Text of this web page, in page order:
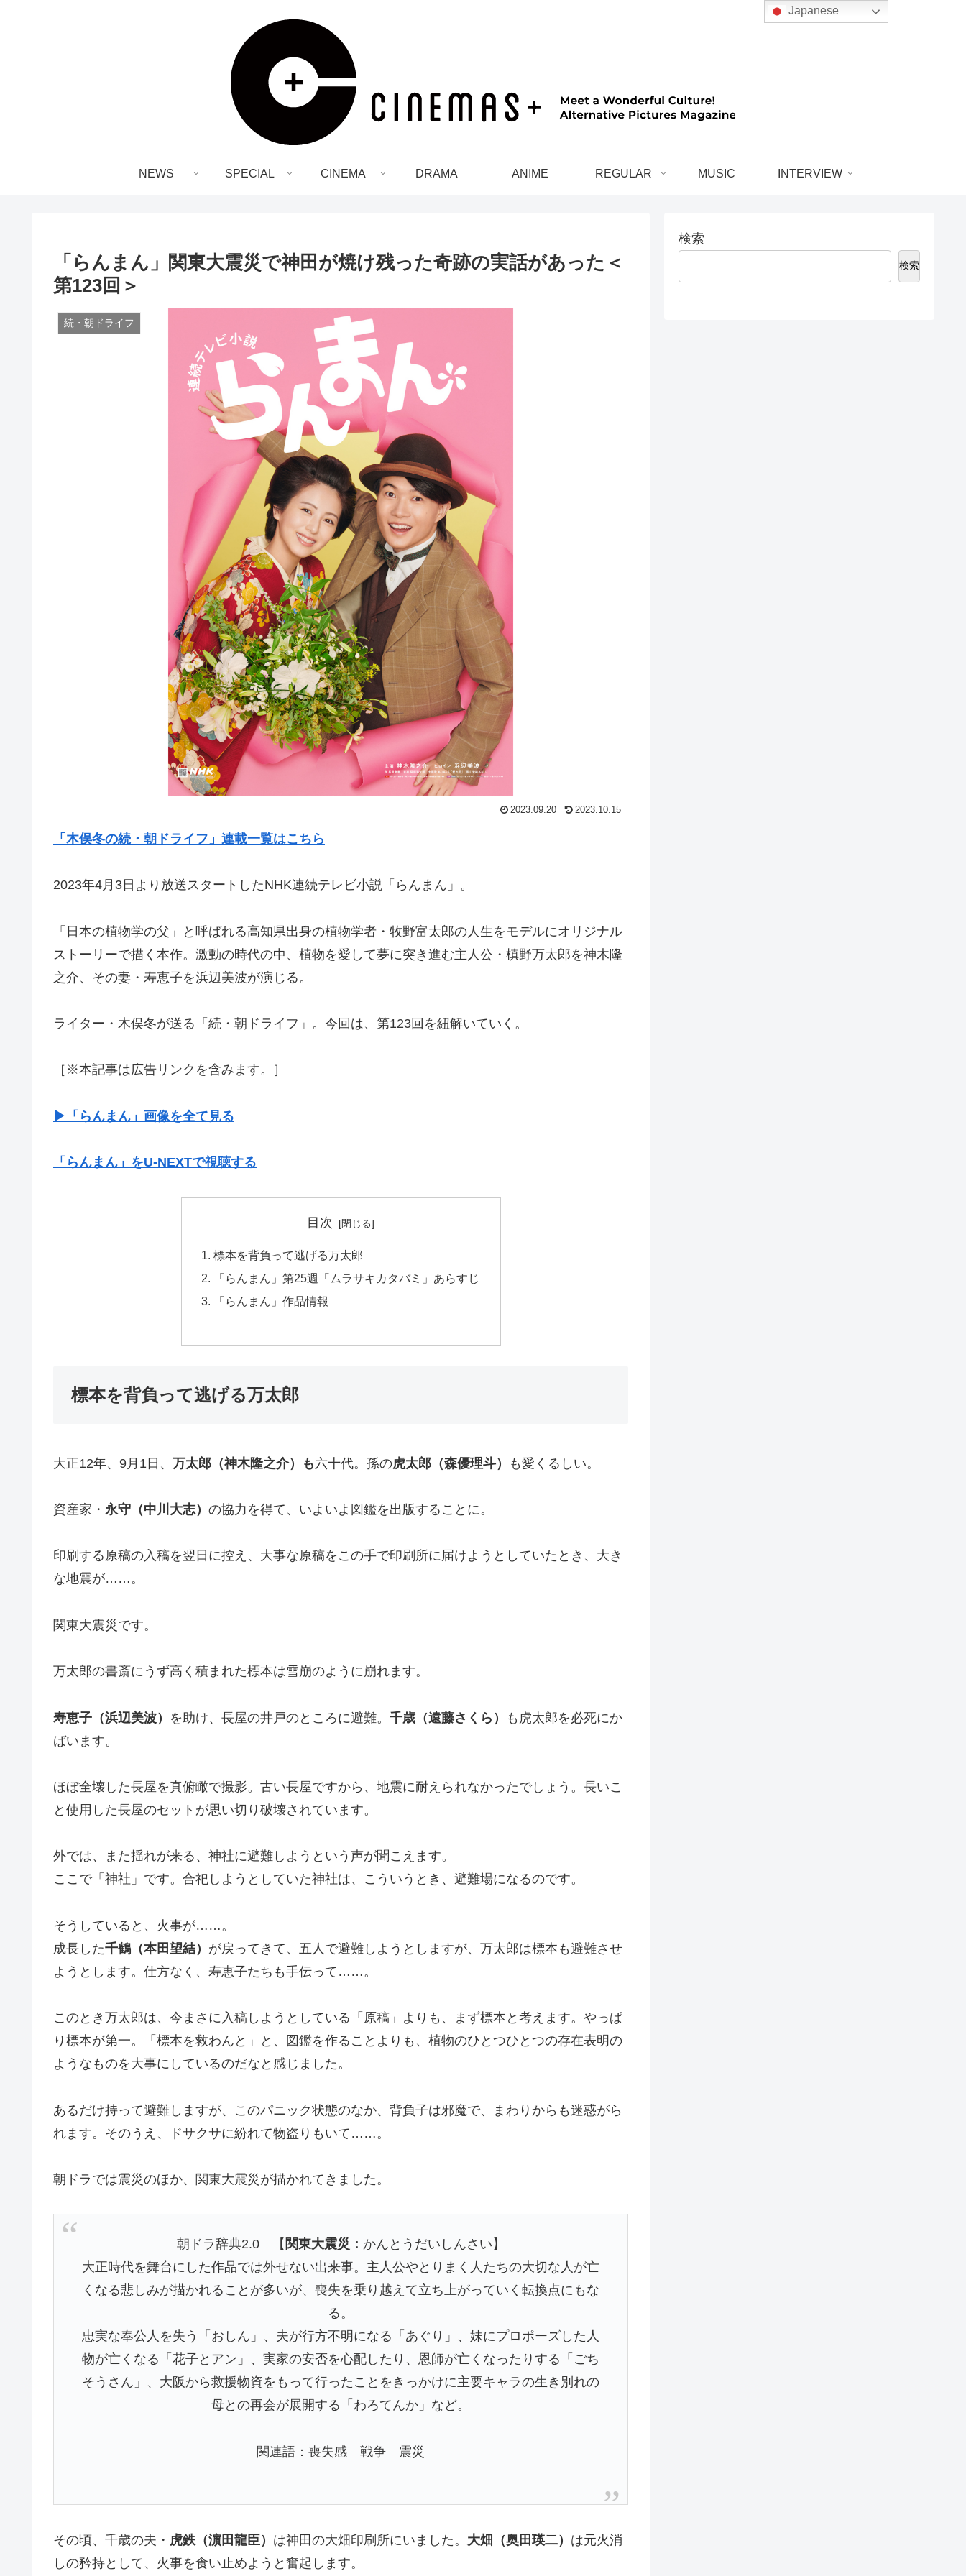
NEWS SPECIAL CINEMA DRAMA ANIME REGULAR MUSIC INTERVIEW
「らんまん」関東大震災で神田が焼け残った奇跡の実話があった＜
第123回＞
続・朝ドライフ
2023.09.20 2023.10.15
「木俣冬の続・朝ドライフ」連載一覧はこちら
2023年4月3日より放送スタートしたNHK連続テレビ小説「らんまん」。
「日本の植物学の父」と呼ばれる高知県出身の植物学者・牧野富太郎の人生をモデルにオリジナル
ストーリーで描く本作。激動の時代の中、植物を愛して夢に突き進む主人公・槙野万太郎を神木隆
之介、その妻・寿恵子を浜辺美波が演じる。
ライター・木俣冬が送る「続・朝ドライフ」。今回は、第123回を紐解いていく。
［※本記事は広告リンクを含みます。］
▶︎「らんまん」画像を全て見る
「らんまん」をU-NEXTで視聴する
目次
標本を背負って逃げる万太郎
「らんまん」第25週「ムラサキカタバミ」あらすじ
「らんまん」作品情報
標本を背負って逃げる万太郎
大正12年、9月1日、 万太郎（神木隆之介）も六十代。孫の虎太郎（森優理斗） も愛くるしい。
資産家・ 永守（中川大志） の協力を得て、いよいよ図鑑を出版することに。
印刷する原稿の入稿を翌日に控え、大事な原稿をこの手で印刷所に届けようとしていたとき、大き
な地震が……。
関東大震災です。
万太郎の書斎にうず高く積まれた標本は雪崩のように崩れます。
寿恵子（浜辺美波） を助け、長屋の井戸のところに避難。 千歳（遠藤さくら）
も虎太郎を必死にか
ばいます。
ほぼ全壊した長屋を真俯瞰で撮影。古い長屋ですから、地震に耐えられなかったでしょう。長いこ
と使用した長屋のセットが思い切り破壊されています。
外では、また揺れが来る、神社に避難しようという声が聞こえます。
ここで「神社」です。合祀しようとしていた神社は、こういうとき、避難場になるのです。
そうしていると、火事が……。
成長した千鶴（本田望結） が戻ってきて、五人で避難しようとしますが、万太郎は標本も避難させ
ようとします。仕方なく、寿恵子たちも手伝って……。
このとき万太郎は、今まさに入稿しようとしている「原稿」よりも、まず標本と考えます。やっぱ
り標本が第一。「標本を救わんと」と、図鑑を作ることよりも、植物のひとつひとつの存在表明の
ようなものを大事にしているのだなと感じました。
あるだけ持って避難しますが、このパニック状態のなか、背負子は邪魔で、まわりからも迷惑がら
れます。そのうえ、ドサクサに紛れて物盗りもいて……。
朝ドラでは震災のほか、関東大震災が描かれてきました。
朝ドラ辞典2.0 【 関東大震災： かんとうだいしんさい】
大正時代を舞台にした作品では外せない出来事。主人公やとりまく人たちの大切な人が亡
くなる悲しみが描かれることが多いが、喪失を乗り越えて立ち上がっていく転換点にもな
る。
忠実な奉公人を失う「おしん」、夫が行方不明になる「あぐり」、妹にプロポーズした人
物が亡くなる「花子とアン」、実家の安否を心配したり、恩師が亡くなったりする「ごち
そうさん」、大阪から救援物資をもって行ったことをきっかけに主要キャラの生き別れの
母との再会が展開する「わろてんか」など。
関連語：喪失感 戦争 震災
その頃、千歳の夫・ 虎鉄（濵田龍臣） は神田の大畑印刷所にいました。 大畑（奥田瑛二） は元火消
しの矜持として、火事を食い止めようと奮起します。
検索
検索
Japanese